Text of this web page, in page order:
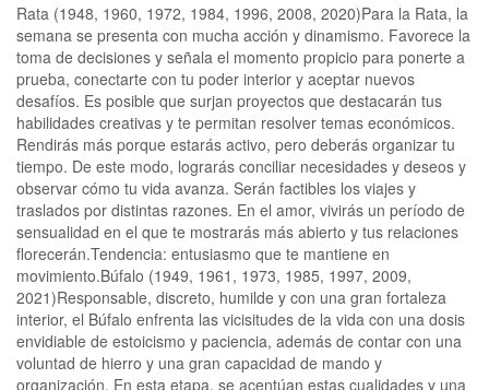
Rata (1948, 1960, 1972, 1984, 1996, 2008, 2020)Para la Rata, la
semana se presenta con mucha acción y dinamismo. Favorece la
toma de decisiones y señala el momento propicio para ponerte a
prueba, conectarte con tu poder interior y aceptar nuevos
desafíos. Es posible que surjan proyectos que destacarán tus
habilidades creativas y te permitan resolver temas económicos.
Rendirás más porque estarás activo, pero deberás organizar tu
tiempo. De este modo, lograrás conciliar necesidades y deseos y
observar cómo tu vida avanza. Serán factibles los viajes y
traslados por distintas razones. En el amor, vivirás un período de
sensualidad en el que te mostrarás más abierto y tus relaciones
florecerán.Tendencia: entusiasmo que te mantiene en
movimiento.Búfalo (1949, 1961, 1973, 1985, 1997, 2009,
2021)Responsable, discreto, humilde y con una gran fortaleza
interior, el Búfalo enfrenta las vicisitudes de la vida con una dosis
envidiable de estoicismo y paciencia, además de contar con una
voluntad de hierro y una gran capacidad de mando y
organización. En esta etapa, se acentúan estas cualidades y una